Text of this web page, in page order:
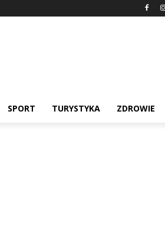
SPORT TURYSTYKA ZDROWIE